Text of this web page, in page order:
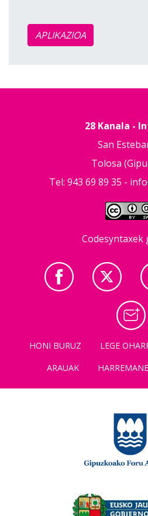
APLIKAZIOA
28 Kanala -
San
Tolosa
Tel: 943 69 89 35 -
Codesyntaxek
HONI BURUZ LEGE
ARAUAK